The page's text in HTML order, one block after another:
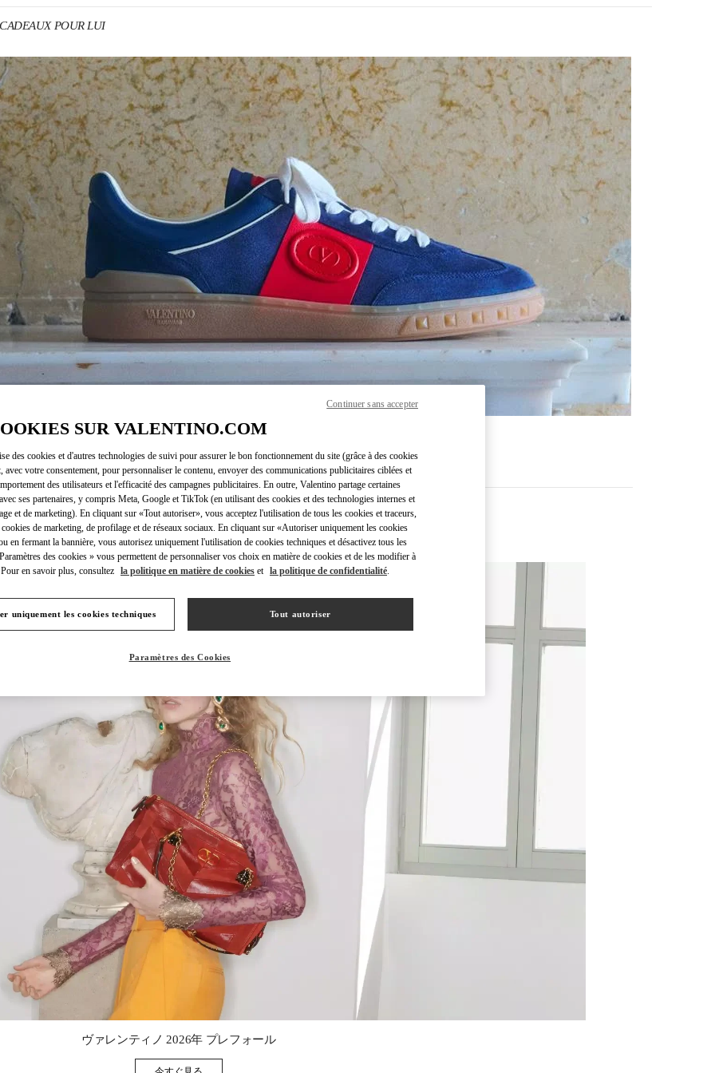
POUR LUI
IN NEW TAB
Link Opens in New Tab
NOUVEAUTÉS
ヴァレンティノ 2026年 プレフォール
SUR VALENTINO.COM
des cookies et d'autres technologies de suivi pour assurer le bon fonctionnement du site (grâce à des cookies
avec votre consentement, pour personnaliser le contenu, envoyer des communications publicitaires ciblées et
des utilisateurs et l'efficacité des campagnes publicitaires. En outre, Valentino partage certaines
ses partenaires, y compris Meta, Google et TikTok (en utilisant des cookies et des technologies internes et
et de marketing). En cliquant sur «Tout autoriser», vous acceptez l'utilisation de tous les cookies et traceurs,
de marketing, de profilage et de réseaux sociaux. En cliquant sur «Autoriser uniquement les cookies
en fermant la bannière, vous autorisez uniquement l'utilisation de cookies techniques et désactivez tous les
des cookies » vous permettent de personnaliser vos choix en matière de cookies et de les modifier à
en savoir plus, consultez la politique en matière de cookies et la politique de confidentialité.
uniquement les cookies techniques Tout autoriser
Paramètres des Cookies
Continuer sans accepter